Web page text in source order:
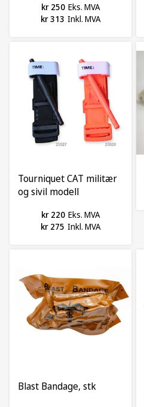
kr 250 Eks. MVA
kr 313 Inkl. MVA
Tourniquet CAT militær
og sivil modell
kr 220 Eks. MVA
kr 275 Inkl. MVA
Blast Bandage, stk